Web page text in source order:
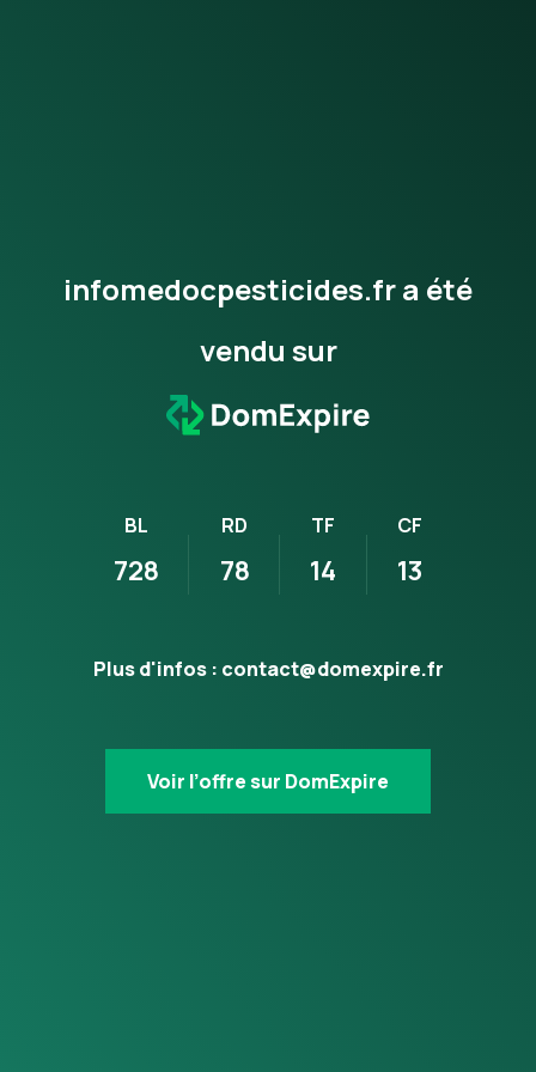
infomedocpesticides.fr a été
vendu sur
BL
728
RD
78
TF
14
CF
13
Plus d'infos : contact@domexpire.fr
Voir l’offre sur DomExpire